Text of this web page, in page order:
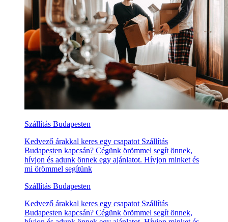
Szállítás Budapesten
Kedvező árakkal keres egy csapatot Szállítás
Budapesten kapcsán? Cégünk örömmel segít önnek,
hívjon és adunk önnek egy ajánlatot. Hívjon minket és
mi örömmel segítünk
Szállítás Budapesten
Kedvező árakkal keres egy csapatot Szállítás
Budapesten kapcsán? Cégünk örömmel segít önnek,